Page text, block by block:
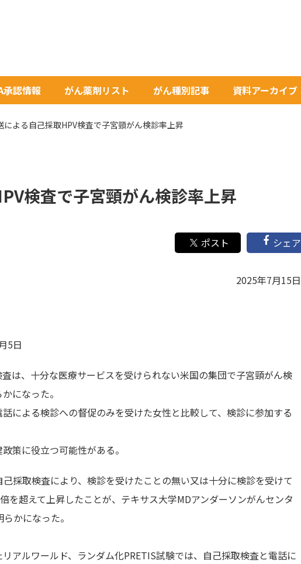
承認情報 がん薬剤リスト がん種別記事 資料アーカイブ
による自己採取HPV検査で子宮頸がん検診率上昇
検査で子宮頸がん検診率上昇
シェア
2025年7月15日
5日
は、十分な医療サービスを受けられない米国の集団で子宮頸がん検
になった。
による検診への督促のみを受けた女性と比較して、検診に参加する
策に役立つ可能性がある。
採取検査により、検診を受けたことの無い又は十分に検診を受けて
を超えて上昇したことが、テキサス大学MDアンダーソンがんセンタ
かになった。
アルワールド、ランダム化PRETIS試験では、自己採取検査と電話に